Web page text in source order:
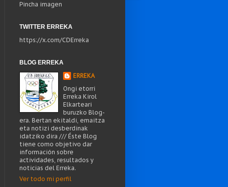
Pincha imagen
TWITTER ERREKA
https://x.com/CDErreka
BLOG ERREKA
ERREKA
Ongi etorri
Erreka Kirol
Elkarteari
buruzko Blog-
era. Bertan ekitaldi, emaitza
eta notizi desberdinak
idatziko dira /// Éste Blog
tiene como objetivo dar
información sobre
actividades, resultados y
noticias del Erreka.
Ver todo mi perfil